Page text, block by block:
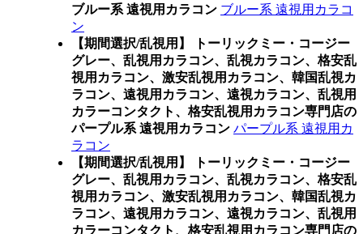
ブルー系 遠視用カラコン ブルー系 遠視用カラコ
ン
【期間選択/乱視用】 トーリックミー・コージー
グレー、乱視用カラコン、乱視カラコン、格安乱
視用カラコン、激安乱視用カラコン、韓国乱視カ
ラコン、遠視用カラコン、遠視カラコン、乱視用
カラーコンタクト、格安乱視用カラコン専門店の
パープル系 遠視用カラコン パープル系 遠視用カ
ラコン
【期間選択/乱視用】 トーリックミー・コージー
グレー、乱視用カラコン、乱視カラコン、格安乱
視用カラコン、激安乱視用カラコン、韓国乱視カ
ラコン、遠視用カラコン、遠視カラコン、乱視用
カラーコンタクト、格安乱視用カラコン専門店の